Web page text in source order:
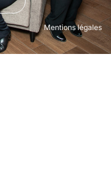
Mentions légales